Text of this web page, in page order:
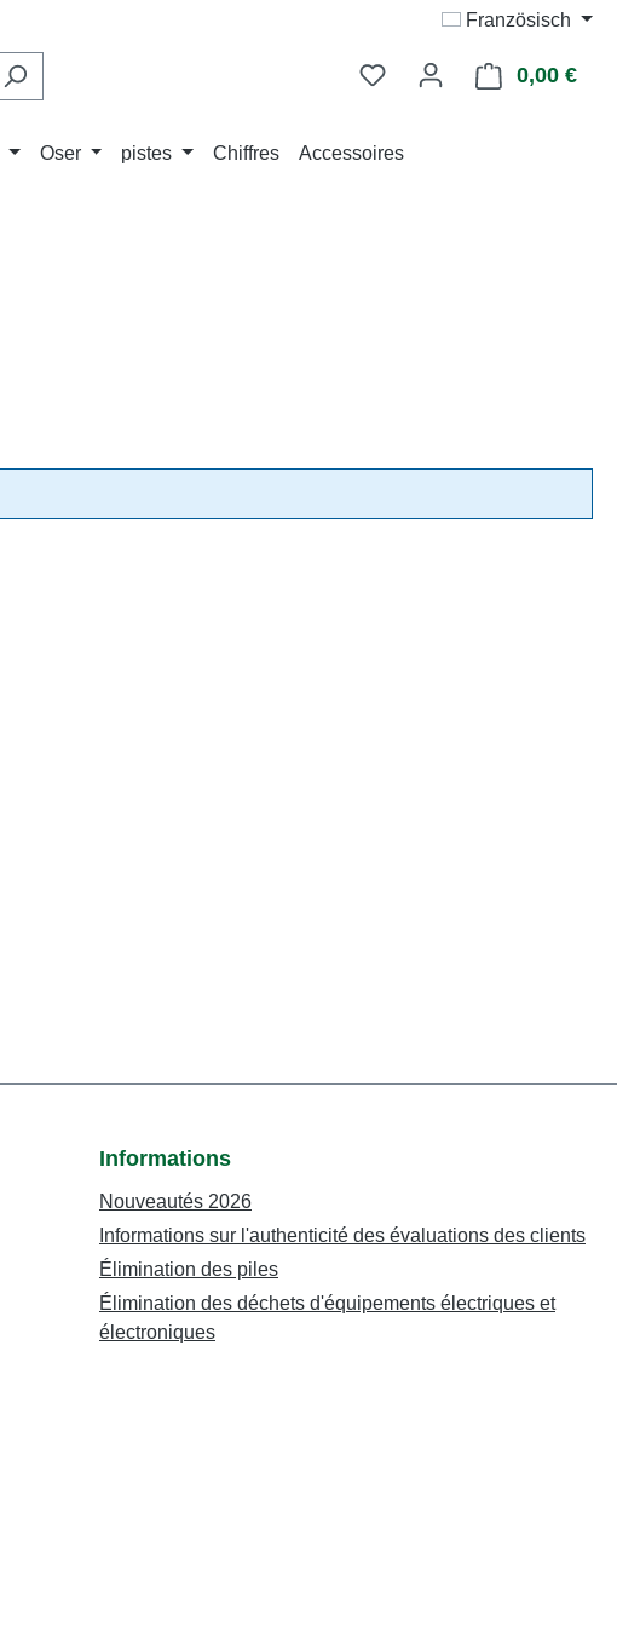
Französisch
0,00 €Le
Oser pistes Chiffres Accessoires
Informations
Nouveautés 2026
Informations sur l'authenticité des évaluations des clients
Élimination des piles
Élimination des déchets d'équipements électriques et
électroniques